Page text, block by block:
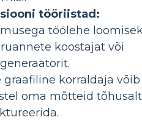
tööriistad:
töölehe
koostajat või
korraldaja võib
oma mõtteid tõhusalt